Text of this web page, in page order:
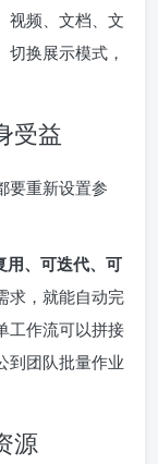
视频、文档、文
换展示模式，
受益
要重新设置参
用、可迭代、可
求，就能自动完
工作流可以拼接
到团队批量作业
源